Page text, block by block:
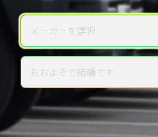
方の査定を提案。
買取!
メーカーを選択
おおよそで結構です